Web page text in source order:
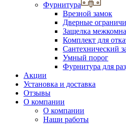
Фурнитура
Врезной замок
Дверные
Защелка
Комплект для
Сантехнический
Умный порог
Фурнитура для
Акции
Установка и доставка
Отзывы
О компании
О компании
Наши работы